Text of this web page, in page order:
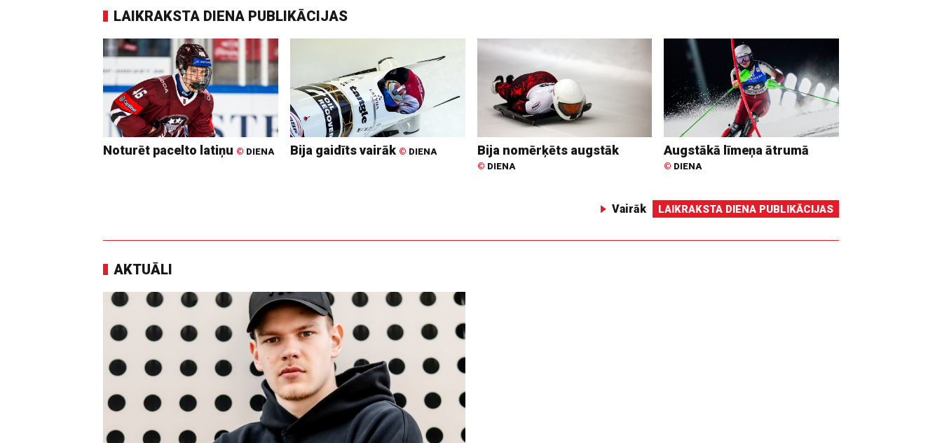
LAIKRAKSTA DIENA PUBLIKĀCIJAS
Noturēt pacelto latiņu © DIENA Bija gaidīts vairāk © DIENA Bija nomērķēts augstāk
© DIENA
Augstākā līmeņa ātrumā
© DIENA
Vairāk LAIKRAKSTA DIENA PUBLIKĀCIJAS
AKTUĀLI